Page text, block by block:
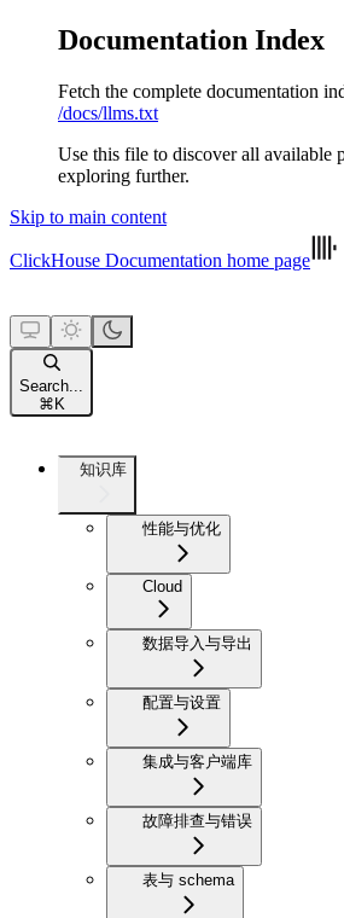
Documentation Index
Fetch the complete documentation
/docs/llms.txt
Use this file to discover all available
exploring further.
Skip to main content
ClickHouse Documentation home page
Search...
⌘ K
知识库
性能与优化
Cloud
数据导入与导出
配置与设置
集成与客户端库
故障排查与错误
表与 schema